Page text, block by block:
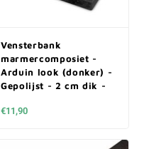
Vensterbank
marmercomposiet -
Arduin look (donker) -
Gepolijst - 2 cm dik -
€11,90